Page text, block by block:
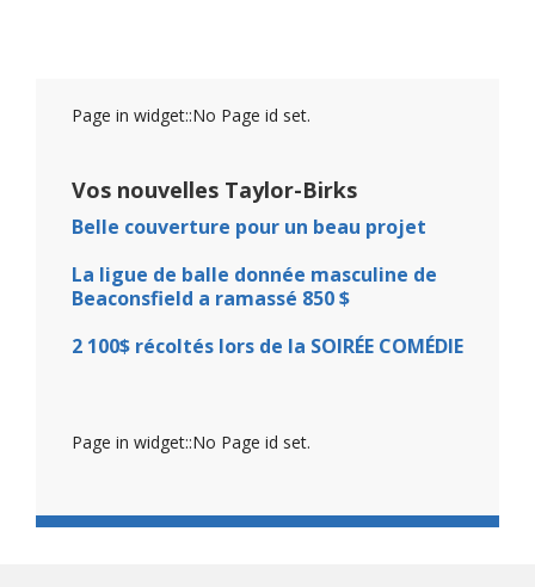
Page in widget::No Page id set.
Vos nouvelles Taylor-Birks
Belle couverture pour un beau projet
La ligue de balle donnée masculine de
Beaconsfield a ramassé 850 $
2 100$ récoltés lors de la SOIRÉE COMÉDIE
Page in widget::No Page id set.